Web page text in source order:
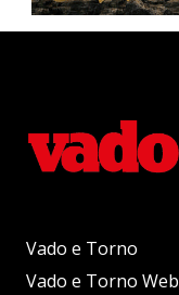
Vado e Torno
Vado e Torno Web